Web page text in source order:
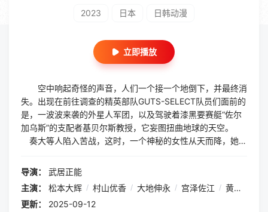
2023 日本 日韩动漫
立即播放
空中响起奇怪的声音，人们一个接一个地倒下，并最终消
失。出现在前往调查的精英部队GUTS-SELECT队员们面前的
是，一波波来袭的外星人军团，以及驾驶着漆黑要赛艇“佐尔
加乌斯”的支配者基贝尔斯教授，它妄图扭曲地球的天空。
奏大等人陷入苦战，这时，一个神秘的女性从天而降，她似
丝。她与GUTS-SELECT队员们合作，以守护的使命迎战邪恶
身姿降临了。赌上地球和宇宙的生死存亡，奏大、蒂娜丝、G
UTS-SELECT展开了总决战！
导演：
武居正能
主演：
松本大辉 / 村山优香 / 大地伸永 / 宫泽佐江 / 黄川田将也
更新：
2025-09-12